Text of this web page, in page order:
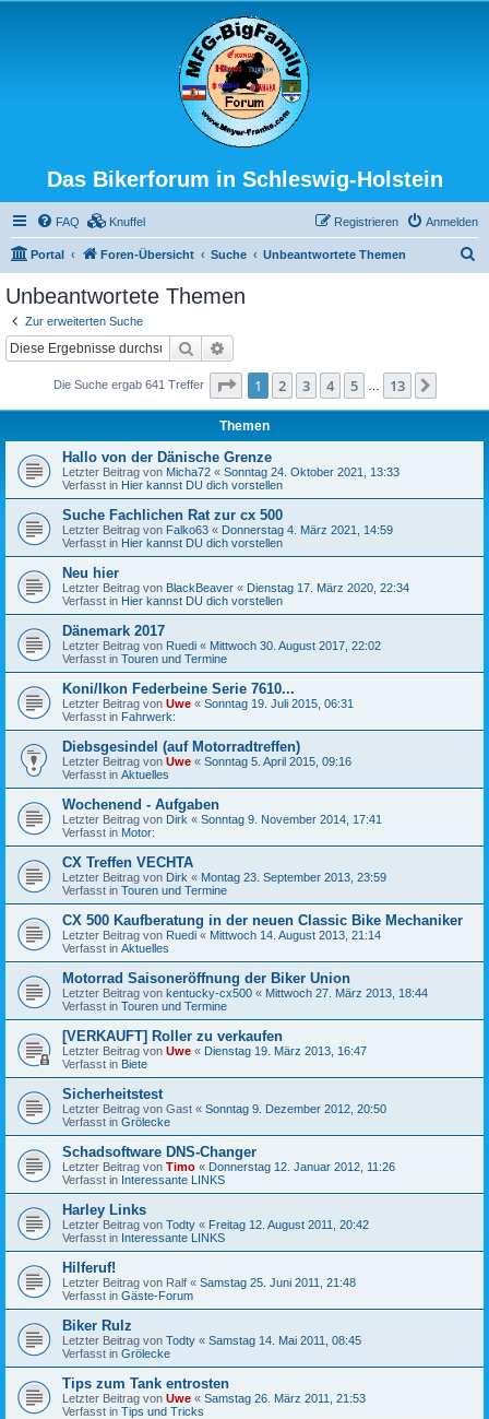
Das Bikerforum in Schleswig-Holstein
FAQ Knuffel Anmelden
Registrieren
Portal Foren-Übersicht Suche Unbeantwortete Themen
Unbeantwortete Themen
Zur erweiterten Suche
Suche
Die Suche ergab 641 Treffer Seite 1von 13
1 2 3 4 5 13
Themen
Hallo von der Dänische Grenze
Letzter Beitrag von Micha72 « Sonntag 24. Oktober 2021, 13:33
Verfasst in Hier kannst DU dich vorstellen
Suche Fachlichen Rat zur cx 500
Letzter Beitrag von Falko63 « Donnerstag 4. März 2021, 14:59
Verfasst in Hier kannst DU dich vorstellen
Neu hier
Letzter Beitrag von BlackBeaver « Dienstag 17. März 2020, 22:34
Verfasst in Hier kannst DU dich vorstellen
Dänemark 2017
Letzter Beitrag von Ruedi « Mittwoch 30. August 2017, 22:02
Verfasst in Touren und Termine
Koni/Ikon Federbeine Serie 7610...
Letzter Beitrag von Uwe « Sonntag 19. Juli 2015, 06:31
Verfasst in Fahrwerk:
Diebsgesindel (auf Motorradtreffen)
Letzter Beitrag von Uwe « Sonntag 5. April 2015, 09:16
Verfasst in Aktuelles
Wochenend - Aufgaben
Letzter Beitrag von Dirk « Sonntag 9. November 2014, 17:41
Verfasst in Motor:
CX Treffen VECHTA
Letzter Beitrag von Dirk « Montag 23. September 2013, 23:59
Verfasst in Touren und Termine
CX 500 Kaufberatung in der neuen Classic Bike Mechaniker
Letzter Beitrag von Ruedi « Mittwoch 14. August 2013, 21:14
Verfasst in Aktuelles
Motorrad Saisoneröffnung der Biker Union
Letzter Beitrag von kentucky-cx500 « Mittwoch 27. März 2013, 18:44
Verfasst in Touren und Termine
[VERKAUFT] Roller zu verkaufen
Letzter Beitrag von Uwe « Dienstag 19. März 2013, 16:47
Verfasst in Biete
Sicherheitstest
Letzter Beitrag von Gast « Sonntag 9. Dezember 2012, 20:50
Verfasst in Grölecke
Schadsoftware DNS-Changer
Letzter Beitrag von Timo « Donnerstag 12. Januar 2012, 11:26
Verfasst in Interessante LINKS
Harley Links
Letzter Beitrag von Todty « Freitag 12. August 2011, 20:42
Verfasst in Interessante LINKS
Hilferuf!
Letzter Beitrag von Ralf « Samstag 25. Juni 2011, 21:48
Verfasst in Gäste-Forum
Biker Rulz
Letzter Beitrag von Todty « Samstag 14. Mai 2011, 08:45
Verfasst in Grölecke
Tips zum Tank entrosten
Letzter Beitrag von Uwe « Samstag 26. März 2011, 21:53
Verfasst in Tips und Tricks